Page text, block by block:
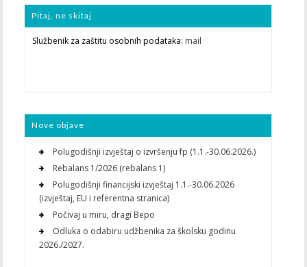
Pitaj, ne skitaj
Službenik za zaštitu osobnih podataka: mail
Nove objave
Polugodišnji izvještaj o izvršenju fp (1.1.-30.06.2026.)
Rebalans 1/2026 (rebalans 1)
Polugodišnji financijski izvještaj 1.1.-30.06.2026
(izvještaj, EU i referentna stranica)
Počivaj u miru, dragi Bepo
Odluka o odabiru udžbenika za školsku godinu
2026./2027.